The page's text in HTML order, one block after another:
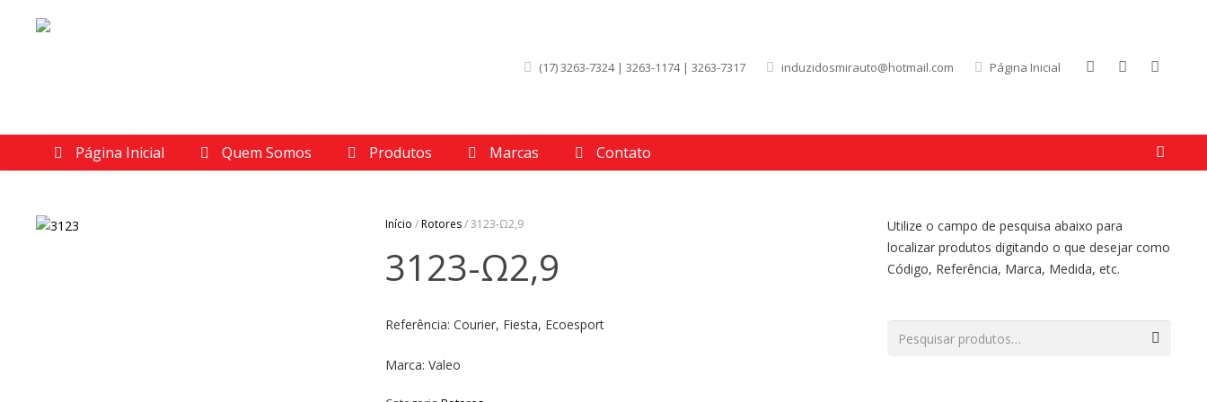
(17) 3263-7324 | 3263-1174 | 3263-7317 induzidosmirauto@hotmail.com Página Inicial
Página Inicial Quem Somos Produtos Marcas Contato
Início /Rotores/ 3123-Ω2,9
3123-Ω2,9
Referência: Courier, Fiesta, Ecoesport
Marca: Valeo
Utilize o campo de pesquisa abaixo para
localizar produtos digitando o que desejar como
Código, Referência, Marca, Medida, etc.